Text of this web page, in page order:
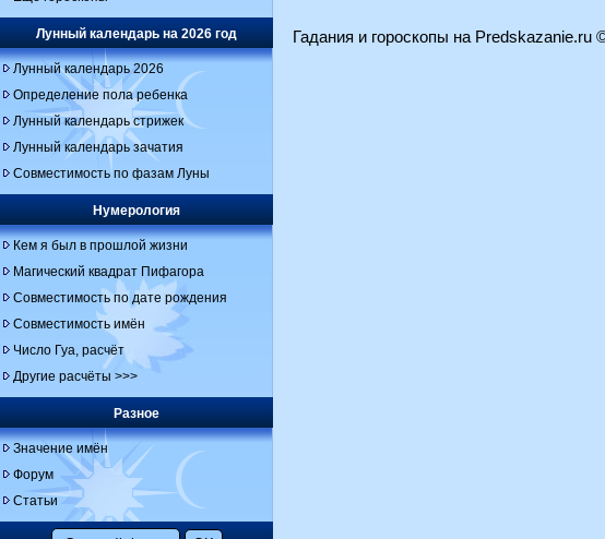
Лунный календарь на 2026 год
Лунный календарь 2026
Определение пола ребенка
Лунный календарь стрижек
Лунный календарь зачатия
Совместимость по фазам Луны
Нумерология
Кем я был в прошлой жизни
Магический квадрат Пифагора
Совместимость по дате рождения
Совместимость имён
Число Гуа, расчёт
Другие расчёты >>>
Разное
Значение имён
Форум
Статьи
Гадания и гороскопы на Predskazanie.ru©